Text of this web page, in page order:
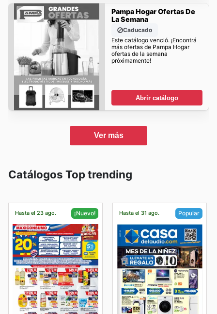
Pampa Hogar Ofertas De
La Semana
Caducado
Este catálogo venció. ¡Encontrá
más ofertas de Pampa Hogar
ofertas de la semana
próximamente!
Abrir catálogo
Ver más
Catálogos Top trending
Hasta el 23 ago. ¡Nuevo! Hasta el 31 ago. Popular